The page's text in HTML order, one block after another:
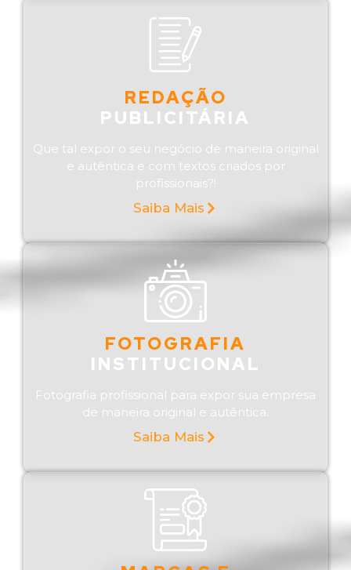
REDAÇÃO
PUBLICITÁRIA
Que tal expor o seu negócio de maneira original
e autêntica e com textos criados por
profissionais?!
Saiba Mais
FOTOGRAFIA
INSTITUCIONAL
Fotografia profissional para expor sua empresa
de maneira original e autêntica.
Saiba Mais